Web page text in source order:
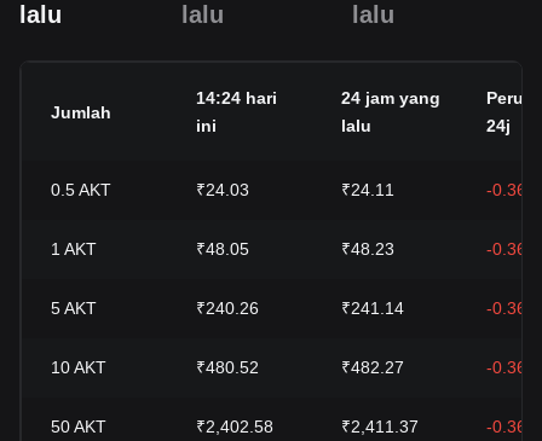
lalu
lalu
lalu
Jumlah
14:24 hari
ini
24 jam yang
lalu
24j
0.5AKT ₹24.03 ₹24.11 -0.36%
1 AKT ₹48.05 ₹48.23 -0.36%
5AKT ₹240.26 ₹241.14 -0.36%
10AKT ₹480.52 ₹482.27 -0.36%
50AKT ₹2,402.58 ₹2,411.37 -0.36%